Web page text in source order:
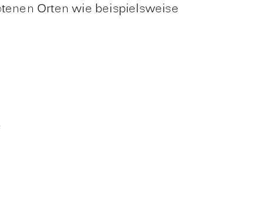
Orten wie beispielsweise